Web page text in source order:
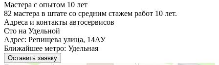
Мастера с опытом 10 лет
82 мастера в штате со средним стажем работ 10 лет.
Адреса и контакты автосервисов
Сто на Удельной
Адрес: Репищева улица, 14АУ
Ближайшее метро: Удельная
Оставить заявку